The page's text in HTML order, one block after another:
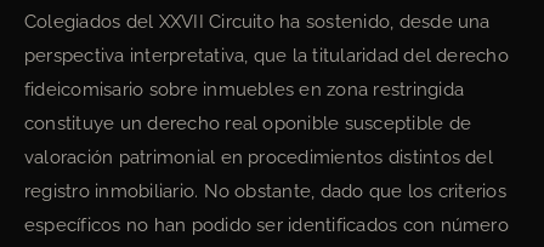
Colegiados del XXVII Circuito ha sostenido, desde una
perspectiva interpretativa, que la titularidad del derecho
fideicomisario sobre inmuebles en zona restringida
constituye un derecho real oponible susceptible de
valoración patrimonial en procedimientos distintos del
registro inmobiliario. No obstante, dado que los criterios
específicos no han podido ser identificados con número